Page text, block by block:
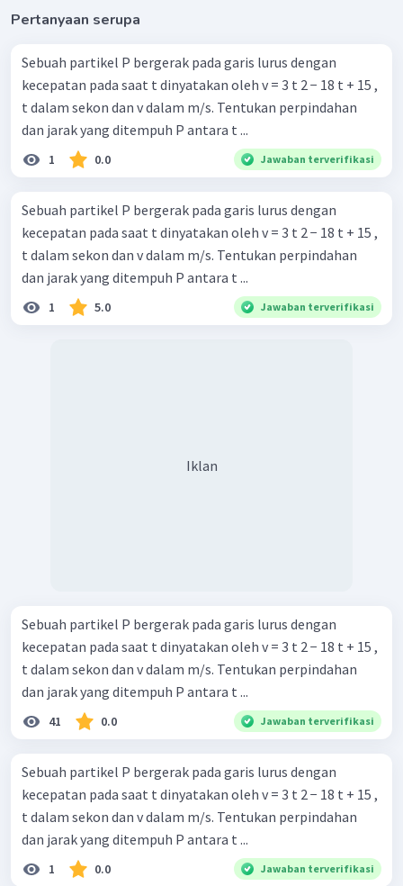
Pertanyaan serupa
Sebuah partikel P bergerak pada garis lurus dengan
kecepatan pada saat t dinyatakan oleh v = 3 t 2 − 18 t + 15 ,
t dalam sekon dan v dalam m/s. Tentukan perpindahan
dan jarak yang ditempuh P antara t ...
1 0.0 Jawaban terverifikasi
Sebuah partikel P bergerak pada garis lurus dengan
kecepatan pada saat t dinyatakan oleh v = 3 t 2 − 18 t + 15 ,
t dalam sekon dan v dalam m/s. Tentukan perpindahan
dan jarak yang ditempuh P antara t ...
1 5.0 Jawaban terverifikasi
Iklan
Sebuah partikel P bergerak pada garis lurus dengan
kecepatan pada saat t dinyatakan oleh v = 3 t 2 − 18 t + 15 ,
t dalam sekon dan v dalam m/s. Tentukan perpindahan
dan jarak yang ditempuh P antara t ...
41 0.0 Jawaban terverifikasi
Sebuah partikel P bergerak pada garis lurus dengan
kecepatan pada saat t dinyatakan oleh v = 3 t 2 − 18 t + 15 ,
t dalam sekon dan v dalam m/s. Tentukan perpindahan
dan jarak yang ditempuh P antara t ...
1 0.0 Jawaban terverifikasi